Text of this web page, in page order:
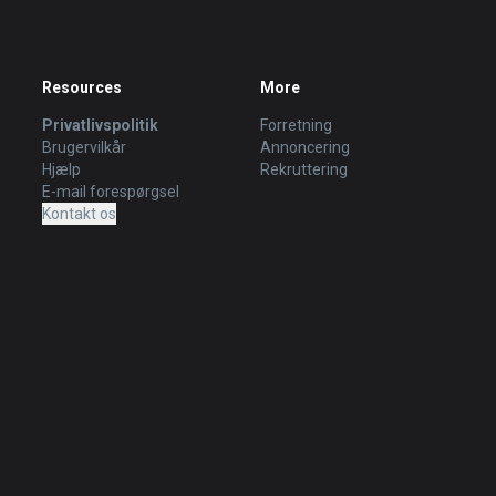
Resources
Privatlivspolitik
Brugervilkår
Hjælp
E-mail forespørgsel
Kontakt os
More
Forretning
Annoncering
Rekruttering